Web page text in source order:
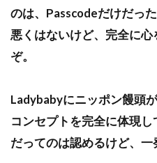
のは、Passcodeだけだった
悪くはないけど、完全に
ぞ。
Ladybabyにニッポン饅頭
コンセプトを完全に体現
だってのは認めるけど、一